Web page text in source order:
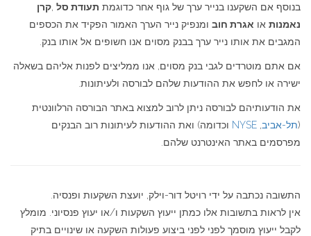
בנוסף אם השקענו בנייר ערך של גוף אחר כדוגמת תעודת סל קרן
נאמנות או אגרת חוב ומנפיק נייר הערך האמור הפקיד את הכספים
המגבים את אותו נייר ערך בבנק מסוים אנו חשופים אל אותו בנק.
אם אתם מוטרדים לגבי בנק מסוים, אנו ממליצים לפנות אליהם בשאלה
ישירה או לחפש את ההודעות שלהם לבורסה ולעיתונות.
את הודעותיהם לבורסה ניתן לרוב למצוא באתר הבורסה הרלוונטית
(תל-אביב NYSE וכדומה) ואת ההודעות לעיתונות רוב הבנקים
מפרסמים באתר האינטרנט שלהם.
התשובה נכתבה על ידי רויטל דור-וילק, יועצת השקעות ופנסיה.
אין לראות בתשובות אלו כמתן ייעוץ השקעות ו/או יעוץ פנסיוני. מומלץ
לקבל ייעוץ מוסמך לפני לפני ביצוע פעולות השקעה או שינויים בתיק